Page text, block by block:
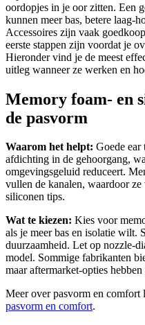
oordopjes in je oor zitten. Een
kunnen meer bas, betere laag-
Accessoires zijn vaak
eerste stappen zijn voordat je
Hieronder vind je de meest
uitleg wanneer ze werken en
Memory foam- en
de pasvorm
Waarom het helpt: Goede ear
afdichting in de gehoorgang,
omgevingsgeluid reduceert.
vullen de kanalen, waardoor
siliconen tips.
Wat te kiezen: Kies voor
als je meer bas en isolatie wilt.
duurzaamheid. Let op nozzle-
model. Sommige fabrikanten
maar aftermarket-opties
Meer over pasvorm en comfort
pasvorm en comfort.